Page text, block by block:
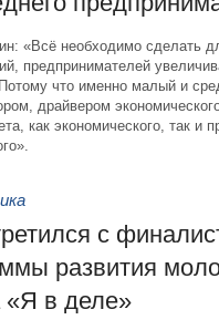
«Всё необходимо сделать
предпринимателей
что именно малый и
драйвером
как экономического, так и
с
развития
«Я в деле»